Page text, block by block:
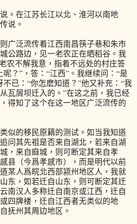
。在江苏长江以北、淮河以南地
说。
广泛流传着江西南昌筷子巷和朱市
公路边，见一老农正在晒稻谷。我
农不解我意，指着不远处的村庄答
？”，答：“江西”。我继续问：“是
已：“你怎麽知道？”他又补充：“我
瓦屑坝迁入的。”在这之前，我已经
得知了这个在这一地区广泛流传的
似的移民原籍的测试。如当我知道
问其先祖是否来自湖北，若来自湖
，来自麻城，则可断定其来自孝
县（今爲孝感市），而是明代以前
某人爲皖北西部颍州地区人，我就
东，如若迁自山东，则可断定其迁
南汉人多称迁自南京或江西，迁自
四牌楼，迁自江西者无类似的地
抚州其周边地区。